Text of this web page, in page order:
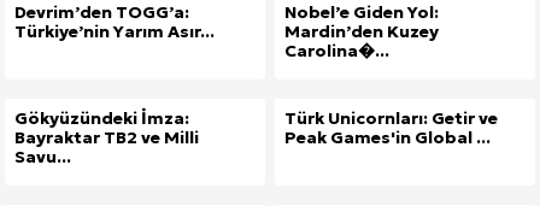
Devrim’den TOGG’a:
Türkiye’nin Yarım Asır...
Nobel’e Giden Yol:
Mardin’den Kuzey
Carolina�...
Gökyüzündeki İmza:
Bayraktar TB2 ve Milli
Savu...
Türk Unicornları: Getir ve
Peak Games'in Global ...